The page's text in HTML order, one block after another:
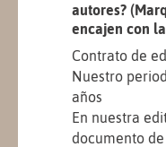
autores?
encajen con
Contrato de
Nuestro
años
En nuestra
documento